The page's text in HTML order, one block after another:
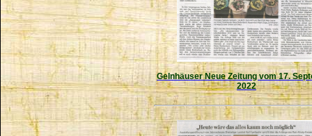
Gelnhäuser Neue Zeitung vom 17.
2022